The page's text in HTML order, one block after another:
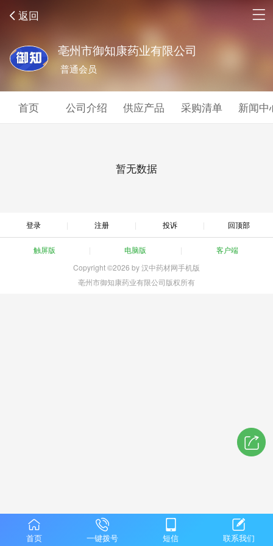
返回
亳州市御知康药业有限公司
普通会员
首页 公司介绍 供应产品 采购清单 新闻中
暂无数据
登录 注册 投诉 回顶部
触屏版 电脑版
客户端
Copyright ©2026 by 汉中药材网手机版
亳州市御知康药业有限公司版权所有
首页 一键拨号 短信 联系我们